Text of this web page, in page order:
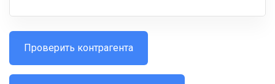
Проверить контрагента